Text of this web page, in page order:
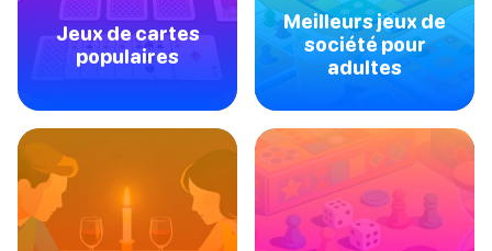
Jeux de cartes
populaires
Meilleurs jeux de
société pour
adultes